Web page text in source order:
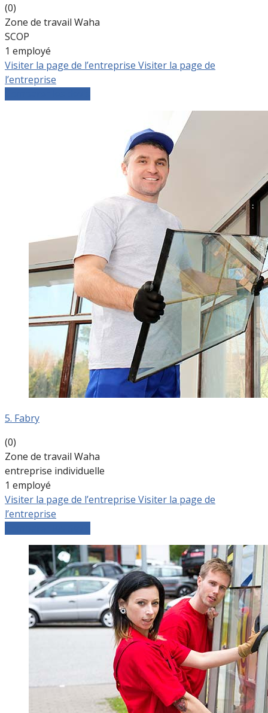
(0)
Zone de travail Waha
SCOP
1 employé
Visiter la page de l’entreprise Visiter la page de
l’entreprise
5. Fabry
(0)
Zone de travail Waha
entreprise individuelle
1 employé
Visiter la page de l’entreprise Visiter la page de
l’entreprise